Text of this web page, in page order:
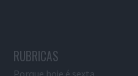
RUBRICAS
Porque hoje é sexta